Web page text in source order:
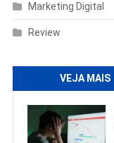
Marketing Digital
Review
VEJA MAIS